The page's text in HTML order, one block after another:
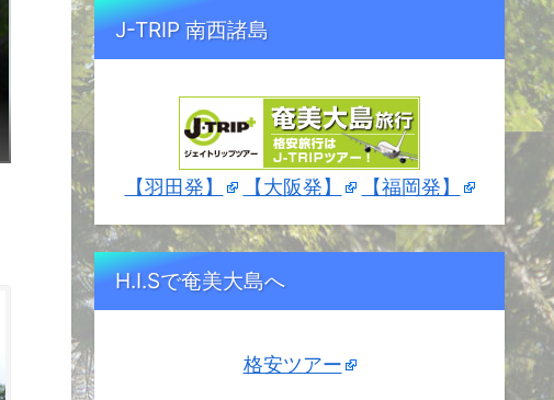
J-TRIP 南西諸島
【羽田発】 【大阪発】 【福岡発】
H.I.Sで奄美大島へ
格安ツアー